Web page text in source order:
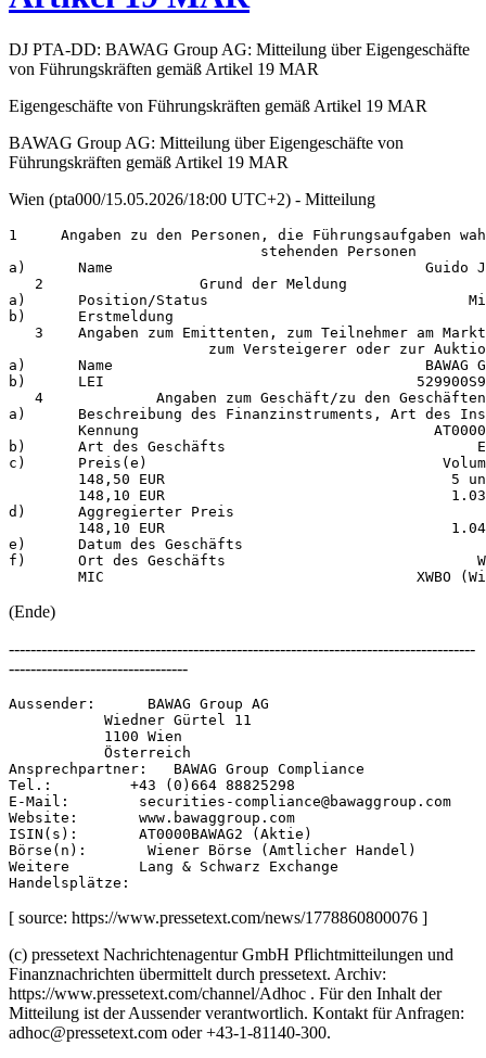
DJ PTA-DD: BAWAG Group AG: Mitteilung über Eigengeschäfte
von Führungskräften gemäß Artikel 19 MAR
Eigengeschäfte von Führungskräften gemäß Artikel 19 MAR
BAWAG Group AG: Mitteilung über Eigengeschäfte von
Führungskräften gemäß Artikel 19 MAR
Wien (pta000/15.05.2026/18:00 UTC+2) - Mitteilung
1     Angaben zu den Personen, die Führungsaufgaben
                             stehenden Personen
a)      Name                                    Guido
2                  Grund der
a)      Position/Status
b)      Erstmeldung
3    Angaben zum Emittenten, zum Teilnehmer am
zum Versteigerer oder zur
a)      Name                                    BAWAG
b)      LEI
4             Angaben zum Geschäft/zu
a)      Beschreibung des Finanzinstruments, Art des
Kennung
b)      Art des Geschäfts
c)      Preis(e)
148,50 EUR                                 5
148,10 EUR
d)      Aggregierter Preis
148,10 EUR
e)      Datum des Geschäfts
f)      Ort des Geschäfts
(Ende)
--------------------------------------------------------------------------------------
---------------------------------
Aussender:      BAWAG Group AG
           Wiedner Gürtel 11
           1100 Wien
           Österreich
Ansprechpartner:   BAWAG Group Compliance
Tel.:         +43 (0)664 88825298
E-Mail:        securities-compliance@bawaggroup.com
Website:       www.bawaggroup.com
ISIN(s):       AT0000BAWAG2 (Aktie)
Börse(n):       Wiener Börse (Amtlicher Handel)
Weitere        Lang & Schwarz Exchange
[ source: https://www.pressetext.com/news/1778860800076 ]
(c) pressetext Nachrichtenagentur GmbH Pflichtmitteilungen und
Finanznachrichten übermittelt durch pressetext. Archiv:
https://www.pressetext.com/channel/Adhoc . Für den Inhalt der
Mitteilung ist der Aussender verantwortlich. Kontakt für Anfragen:
adhoc@pressetext.com oder +43-1-81140-300.